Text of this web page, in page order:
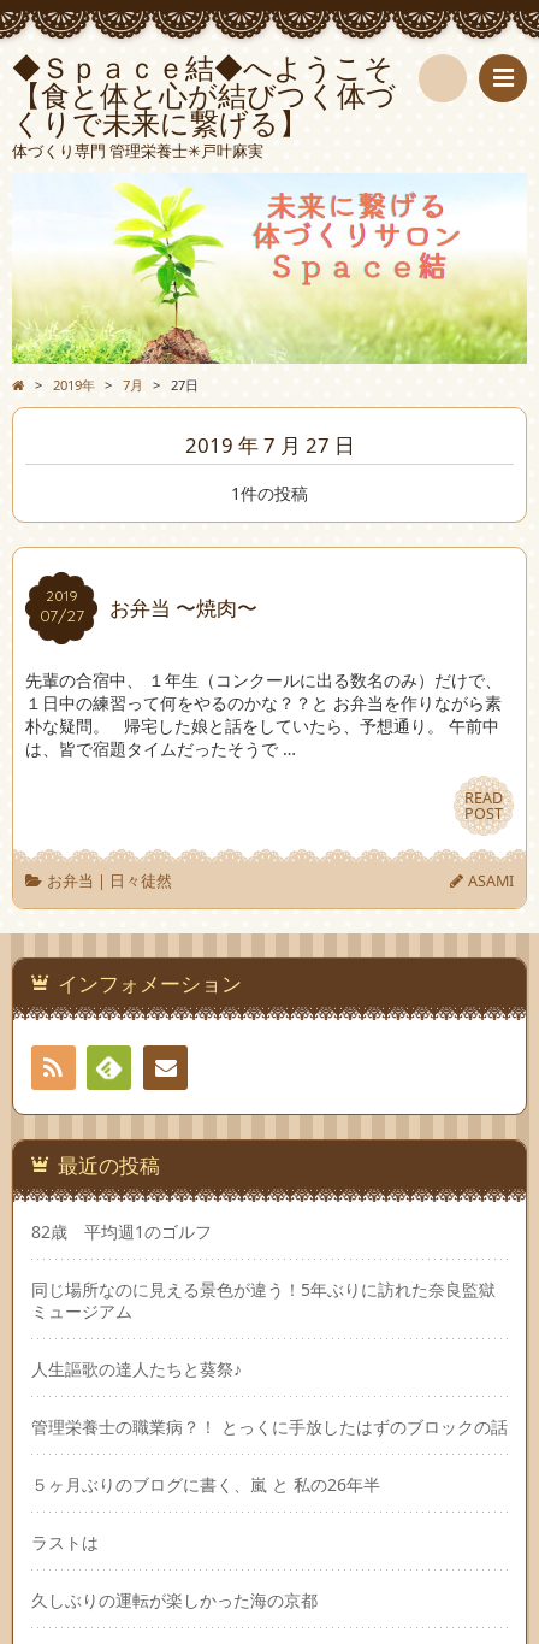
◆Ｓｐａｃｅ結◆へようこそ
【食と体と心が結びつく体づ
くりで未来に繋げる】
体づくり専門 管理栄養士✳︎戸叶麻実
索
> 2019年 > 7月 > 27日
2019 年 7 月 27 日
1件の投稿
2019
07/27
2019
07/27 お弁当 〜焼肉〜
先輩の合宿中、 １年生（コンクールに出る数名のみ）だけで、
１日中の練習って何をやるのかな？？と お弁当を作りながら素
朴な疑問。 帰宅した娘と話をしていたら、予想通り。 午前中
は、皆で宿題タイムだったそうで …
READ
POST
READ
POST
お弁当 | 日々徒然 ASAMI
インフォメーション
RSS
Feedly連絡
先
最近の投稿
82歳 平均週1のゴルフ
同じ場所なのに見える景色が違う！5年ぶりに訪れた奈良監獄
ミュージアム
人生謳歌の達人たちと葵祭♪
管理栄養士の職業病？！ とっくに手放したはずのブロックの話
５ヶ月ぶりのブログに書く、嵐 と 私の26年半
ラストは
久しぶりの運転が楽しかった海の京都